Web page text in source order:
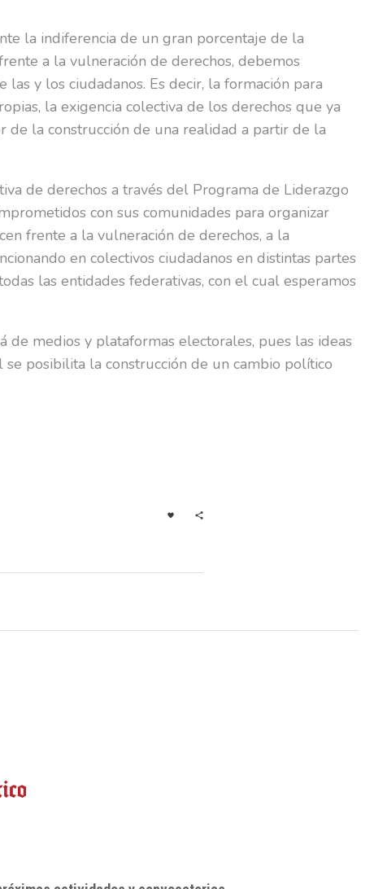
la indiferencia de un gran porcentaje de la
a la vulneración de derechos, debemos
y los ciudadanos. Es decir, la formación para
la exigencia colectiva de los derechos que ya
de la construcción de una realidad a partir de la
de derechos a través del Programa de Liderazgo
con sus comunidades para organizar
frente a la vulneración de derechos, a la
en colectivos ciudadanos en distintas partes
las entidades federativas, con el cual esperamos
medios y plataformas electorales, pues las ideas
posibilita la construcción de un cambio político